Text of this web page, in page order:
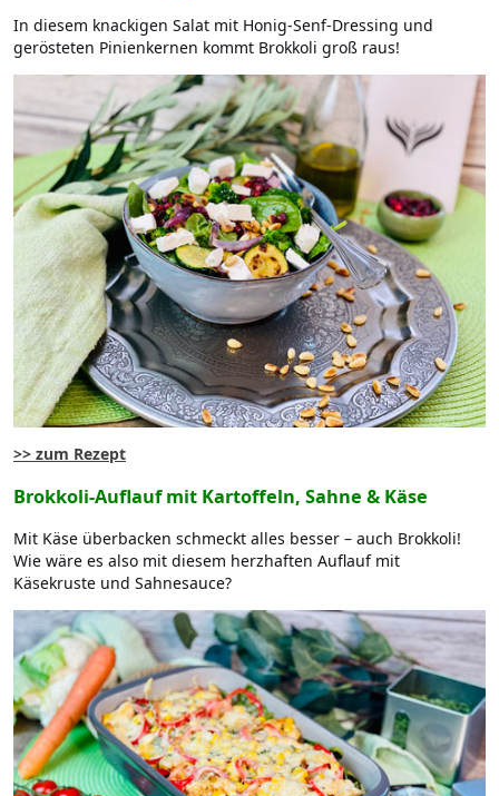
In diesem knackigen Salat mit Honig-Senf-Dressing und
gerösteten Pinienkernen kommt Brokkoli groß raus!
>> zum Rezept
Brokkoli-Auflauf mit Kartoffeln, Sahne & Käse
Mit Käse überbacken schmeckt alles besser – auch Brokkoli!
Wie wäre es also mit diesem herzhaften Auflauf mit
Käsekruste und Sahnesauce?